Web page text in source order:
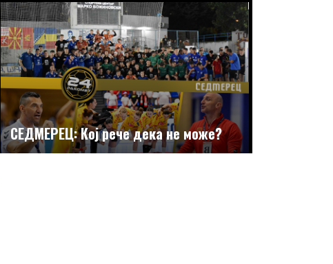
СЕДМЕРЕЦ: Кој рече дека не може?